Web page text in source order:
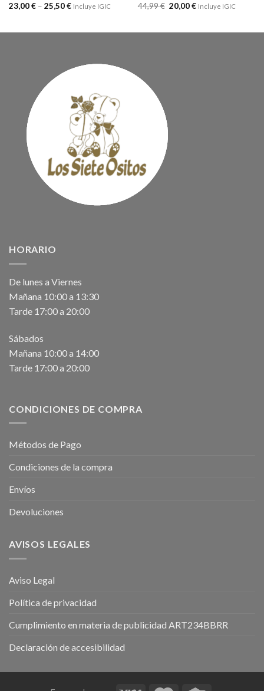
23,00€– 25,50€ Incluye IGIC
44,99€ 20,00€ Incluye IGIC
HORARIO
De lunes a Viernes
Mañana 10:00 a 13:30
Tarde 17:00 a 20:00
Sábados
Mañana 10:00 a 14:00
Tarde 17:00 a 20:00
CONDICIONES DE COMPRA
Métodos de Pago
Condiciones de la compra
Envíos
Devoluciones
AVISOS LEGALES
Aviso Legal
Política de privacidad
Cumplimiento en materia de publicidad ART234BBRR
Declaración de accesibilidad